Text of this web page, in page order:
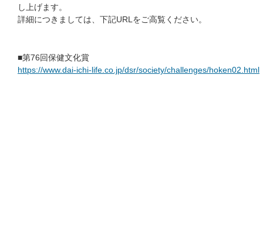
し上げます。
詳細につきましては、下記URLをご高覧ください。
■第76回保健文化賞
https://www.dai-ichi-life.co.jp/dsr/society/challenges/hoken02.html